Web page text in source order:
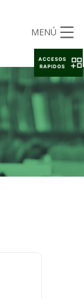
MENÚ
ACCESOS
RAPIDOS